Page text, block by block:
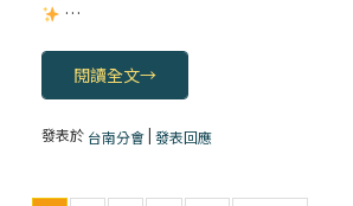
【一分鐘祈禱】2025.01.09
…
閱讀全文→
發表於 台南分會|發表回應